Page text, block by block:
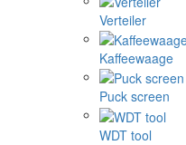
Verteiler
Kaffeewaage
Puck screen
WDT tool